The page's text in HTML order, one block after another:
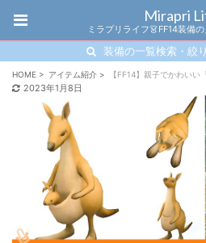
Mirapri
ミラプリライフ👗FF14装備
装備の一覧検索・絞
HOME > アイテム紹介 > 【FF14】親子でかわい
2023年1月8日